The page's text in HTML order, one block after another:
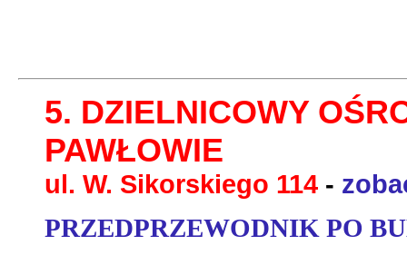
5. DZIELNICOWY
PAWŁOWIE
ul. W. Sikorskiego 114-
PRZEDPRZEWODNIK PO